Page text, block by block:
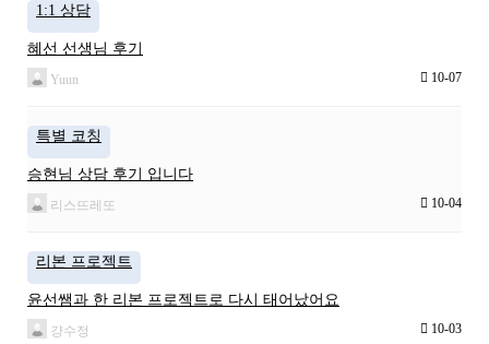
1:1 상담
혜선 선생님 후기
Yuun 10-07
특별 코칭
승현님 상담 후기 입니다
리스뜨레또 10-04
리본 프로젝트
윤선쌤과 한 리본 프로젝트로 다시 태어났어요
걍수정 10-03